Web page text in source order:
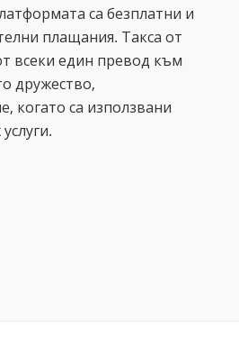
са безплатни и
плащания. Такса от
всеки един превод към
дружество,
когато са използвани